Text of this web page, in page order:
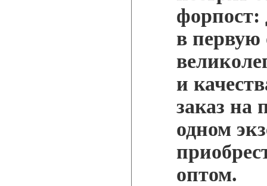
форпост:
в первую
и
заказ на
одном
оптом.